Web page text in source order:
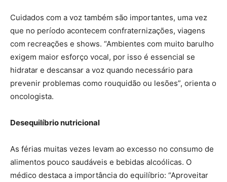
Cuidados com a voz também são importantes, uma vez
que no período acontecem confraternizações, viagens
com recreações e shows. “Ambientes com muito barulho
exigem maior esforço vocal, por isso é essencial se
hidratar e descansar a voz quando necessário para
prevenir problemas como rouquidão ou lesões”, orienta o
oncologista.
Desequilíbrio nutricional
As férias muitas vezes levam ao excesso no consumo de
alimentos pouco saudáveis e bebidas alcoólicas. O
médico destaca a importância do equilíbrio: “Aproveitar